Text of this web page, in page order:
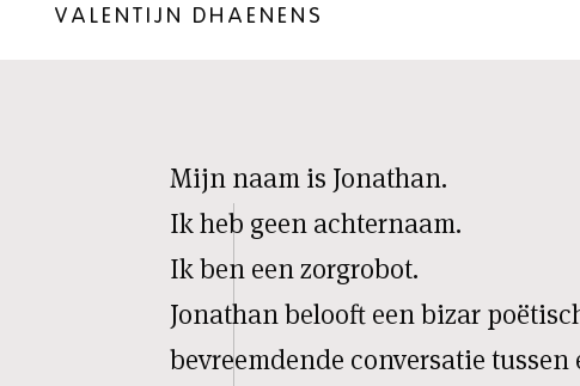
VALENTIJN DHAENENS
Mijn naam is Jonathan.
Ik heb geen achternaam.
Ik ben een zorgrobot.
Jonathan belooft een bizar
bevreemdende conversatie